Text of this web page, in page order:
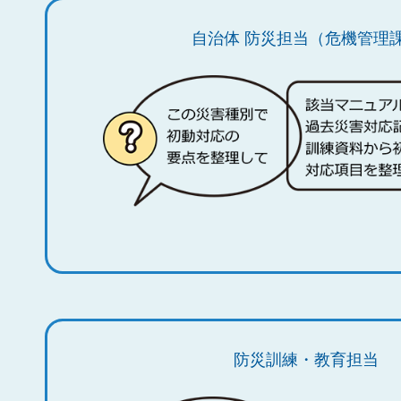
自治体 防災担当（危機管理
防災訓練・教育担当